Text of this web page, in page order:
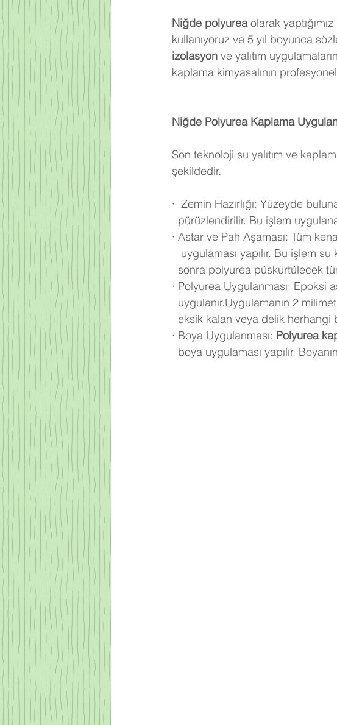
Niğde polyurea olarak
kullanıyoruz ve 5 yıl boyunca
izolasyon ve yalıtım
kaplama kimyasalının
Niğde Polyurea Kaplama
Son teknoloji su yalıtım ve
şekildedir.
· Zemin Hazırlığı: Yüzeyde
pürüzlendirilir. Bu işlem
· Astar ve Pah Aşaması: Tüm
uygulaması yapılır. Bu işlem
sonra polyurea püskürtülecek
· Polyurea Uygulanması: Epoksi
uygulanır.Uygulamanın 2
eksik kalan veya delik herhangi
· Boya Uygulanması: Polyurea
boya uygulaması yapılır.